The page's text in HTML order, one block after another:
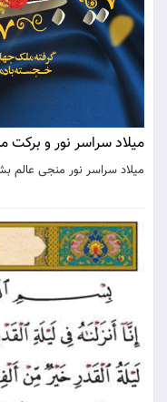
میلاد سراسر نور و برکت
میلاد سراسر نور منجی عالم